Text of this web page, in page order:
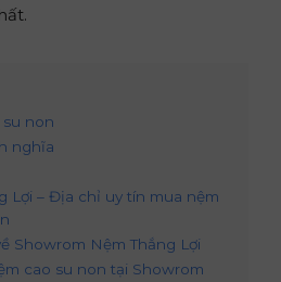
su non
nghĩa
Lợi – Địa chỉ uy tín mua nệm
Showrom Nệm Thắng Lợi
cao su non tại Showrom